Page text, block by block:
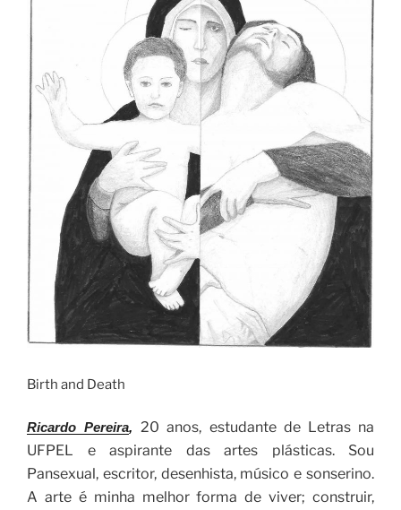
Birth and Death
Ricardo Pereira,
20 anos, estudante de Letras na
UFPEL e aspirante das artes plásticas. Sou
Pansexual, escritor, desenhista, músico e sonserino.
A arte é minha melhor forma de viver; construir,